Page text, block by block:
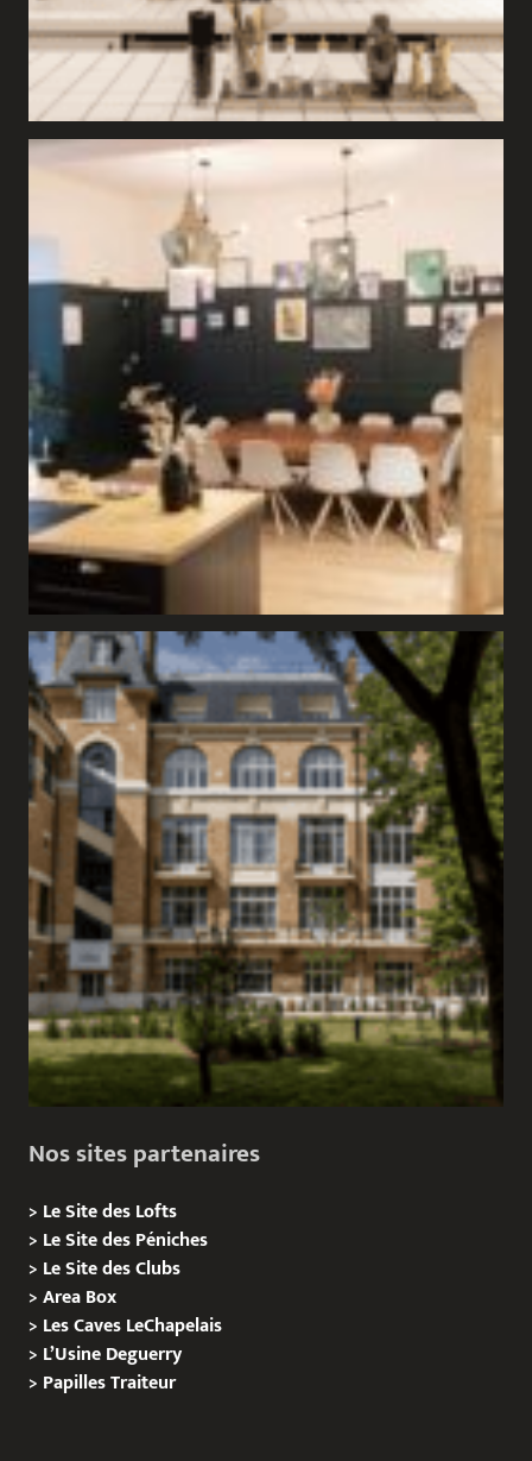
Nos sites partenaires
> Le Site des Lofts
> Le Site des Péniches
> Le Site des Clubs
>Area Box
> Les Caves LeChapelais
> L’Usine Deguerry
> PapillesTraiteur